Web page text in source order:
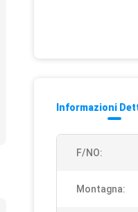
Informazioni
F/NO:
Montagna: